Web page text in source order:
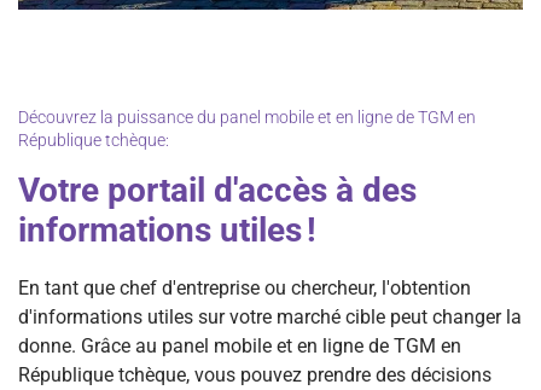
Découvrez la puissance du panel mobile et en ligne de TGM en
République tchèque:
Votre portail d'accès à des
informations utiles !
En tant que chef d'entreprise ou chercheur, l'obtention
d'informations utiles sur votre marché cible peut changer la
donne. Grâce au panel mobile et en ligne de TGM en
République tchèque, vous pouvez prendre des décisions